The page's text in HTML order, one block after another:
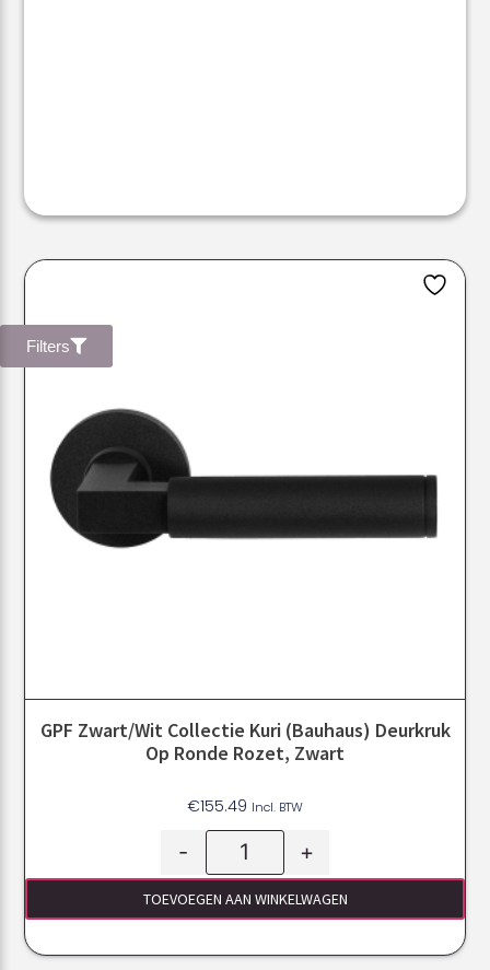
Filters
GPF Zwart/Wit Collectie Kuri (Bauhaus) Deurkruk
Op Ronde Rozet, Zwart
€155.49 Incl. BTW
- +
TOEVOEGEN AAN WINKELWAGEN